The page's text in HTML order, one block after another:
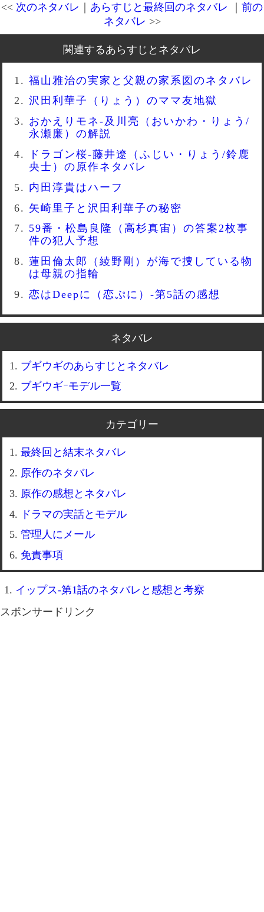
<< 次のネタバレ ｜ あらすじと最終回のネタバレ ｜ 前の
ネタバレ >>
関連するあらすじとネタバレ
福山雅治の実家と父親の家系図のネタバレ
沢田利華子（りょう）のママ友地獄
おかえりモネ-及川亮（おいかわ・りょう/
永瀬廉）の解説
ドラゴン桜-藤井遼（ふじい・りょう/鈴鹿
央士）の原作ネタバレ
内田淳貴はハーフ
矢崎里子と沢田利華子の秘密
59番・松島良隆（高杉真宙）の答案2枚事
件の犯人予想
蓮田倫太郎（綾野剛）が海で捜している物
は母親の指輪
恋はDeepに（恋ぷに）-第5話の感想
ネタバレ
ブギウギのあらすじとネタバレ
ブギウギｰモデル一覧
カテゴリー
最終回と結末ネタバレ
原作のネタバレ
原作の感想とネタバレ
ドラマの実話とモデル
管理人にメール
免責事項
イップス-第1話のネタバレと感想と考察
スポンサードリンク